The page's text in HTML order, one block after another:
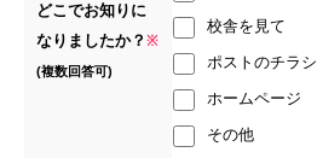
どこでお知りに
なりましたか？ ※
(複数回答可)
校舎を見て
ポストのチラシ
ホームページ
その他